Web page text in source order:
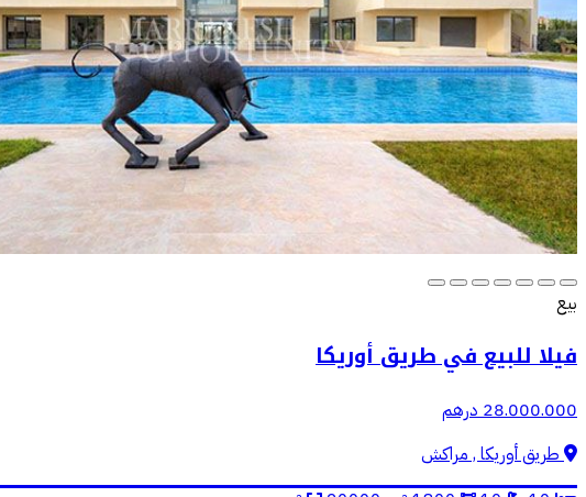
بيع
فيلا للبيع في طريق أوريكا
28.000.000 درهم
طريق أوريكا , مراكش